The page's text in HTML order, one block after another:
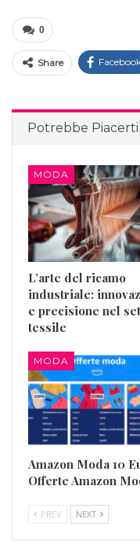
0
Share
Potrebbe
MODA
L’arte del ricamo
industriale:
e precisione nel
tessile
MODA
Amazon Moda 10
Offerte Amazon
PREV NEXT